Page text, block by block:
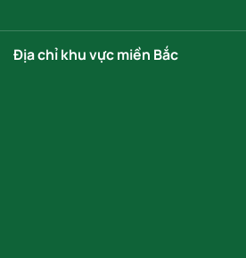
Địa chỉ khu vực miền Bắc